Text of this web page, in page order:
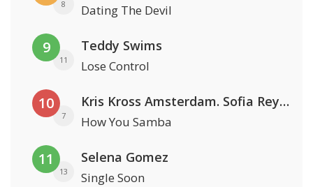
8 Dating The Devil
9
11
Teddy Swims
Lose Control
10
7
Kris Kross Amsterdam. Sofia Reyes & Tinie Tempah
How You Samba
11
13
Selena Gomez
Single Soon